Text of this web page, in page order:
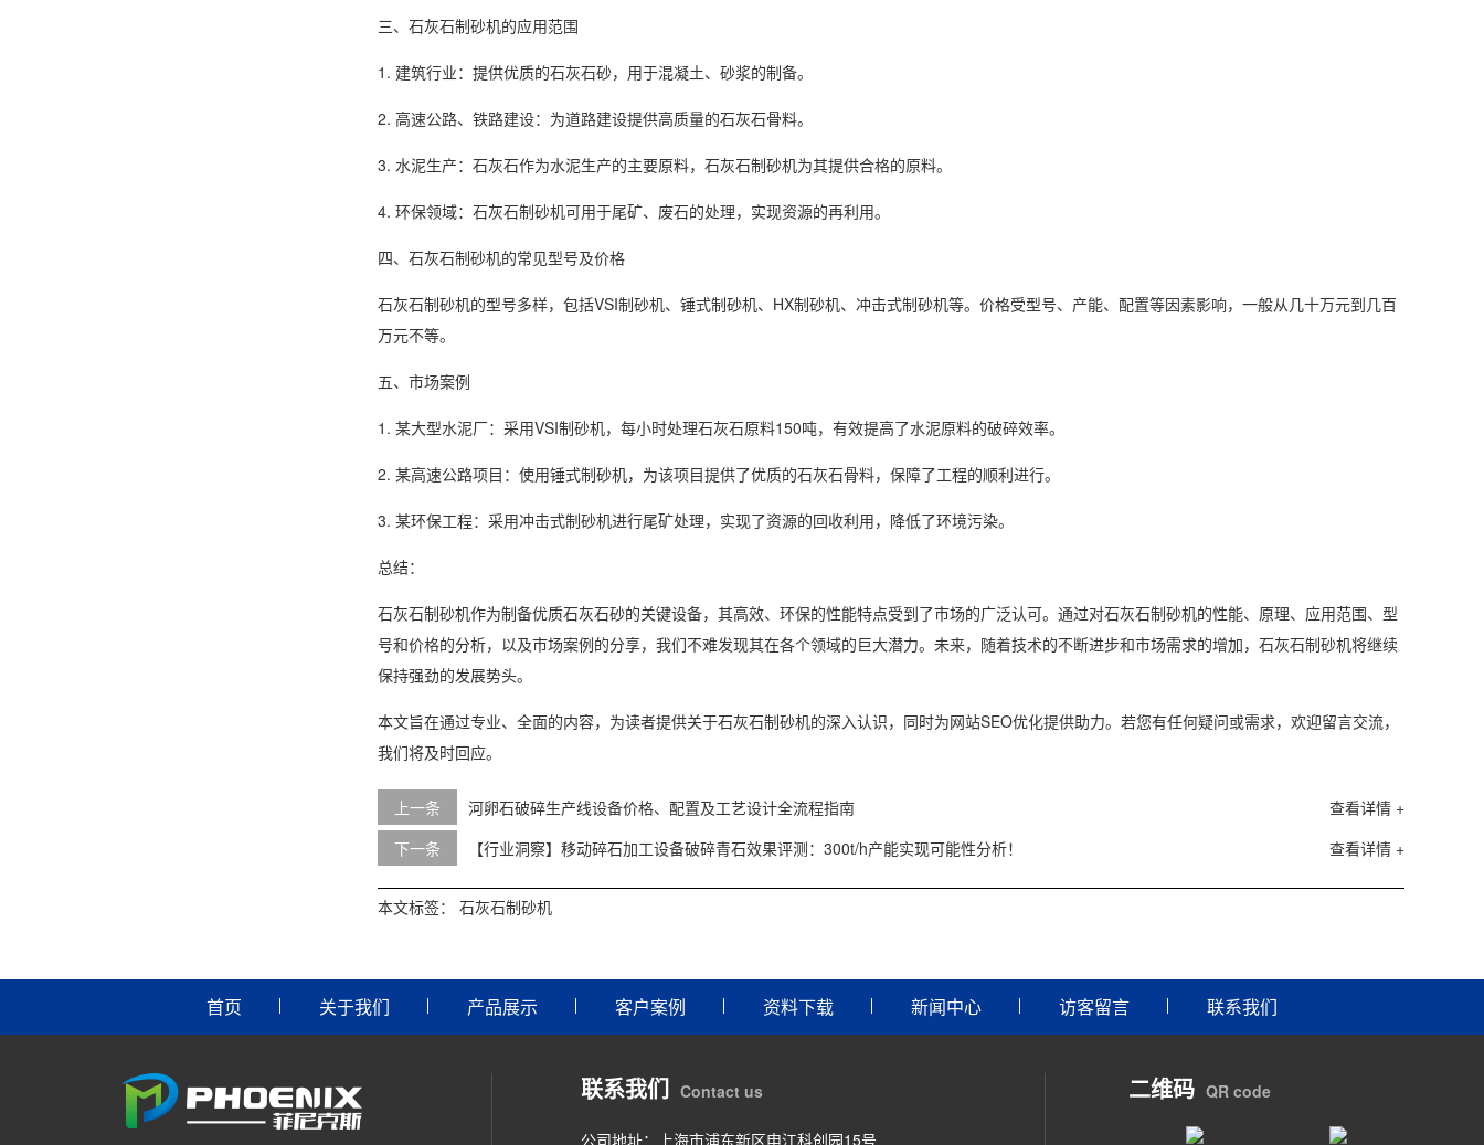
三、石灰石制砂机的应用范围
1. 建筑行业：提供优质的石灰石砂，用于混凝土、砂浆的制备。
2. 高速公路、铁路建设：为道路建设提供高质量的石灰石骨料。
3. 水泥生产：石灰石作为水泥生产的主要原料，石灰石制砂机为其提供合格的原料。
4. 环保领域：石灰石制砂机可用于尾矿、废石的处理，实现资源的再利用。
四、石灰石制砂机的常见型号及价格
石灰石制砂机的型号多样，包括VSI制砂机、锤式制砂机、HX制砂机、冲击式制砂机等。价格受型号、产能、配置等因素影响，一般从几十万元到几百
万元不等。
五、市场案例
1. 某大型水泥厂：采用VSI制砂机，每小时处理石灰石原料150吨，有效提高了水泥原料的破碎效率。
2. 某高速公路项目：使用锤式制砂机，为该项目提供了优质的石灰石骨料，保障了工程的顺利进行。
3. 某环保工程：采用冲击式制砂机进行尾矿处理，实现了资源的回收利用，降低了环境污染。
总结：
石灰石制砂机作为制备优质石灰石砂的关键设备，其高效、环保的性能特点受到了市场的广泛认可。通过对石灰石制砂机的性能、原理、应用范围、型
号和价格的分析，以及市场案例的分享，我们不难发现其在各个领域的巨大潜力。未来，随着技术的不断进步和市场需求的增加，石灰石制砂机将继续
保持强劲的发展势头。
本文旨在通过专业、全面的内容，为读者提供关于石灰石制砂机的深入认识，同时为网站SEO优化提供助力。若您有任何疑问或需求，欢迎留言交流，
我们将及时回应。
上一条 查看详情 +
河卵石破碎生产线设备价格、配置及工艺设计全流程指南
下一条
查看详情 +
【行业洞察】移动碎石加工设备破碎青石效果评测：300t/h产能实现可能性分析！
本文标签： 石灰石制砂机
首页 关于我们 产品展示 客户案例 资料下载 新闻中心 访客留言 联系我们
联系我们 Contact us
公司地址：上海市浦东新区申江科创园15号
二维码 QR code